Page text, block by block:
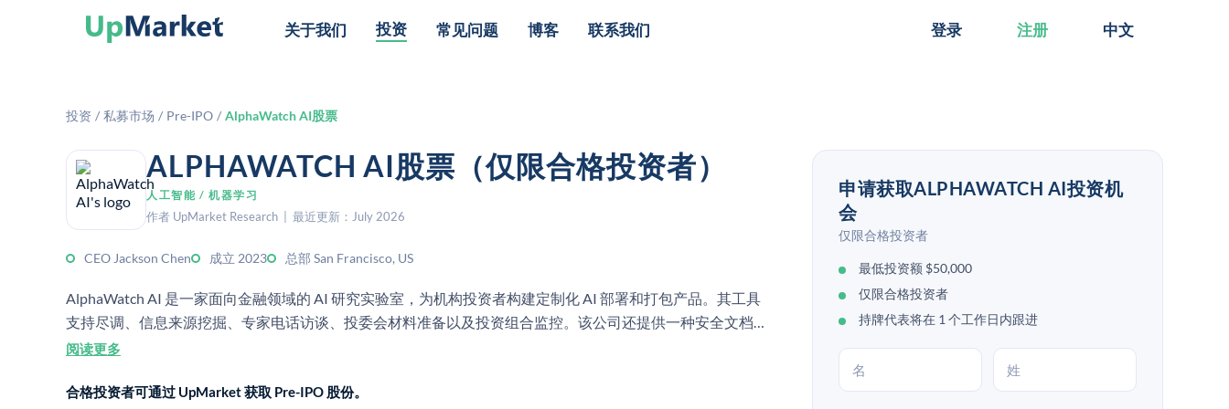
关于我们 投资 常见问题 博客 联系我们 登录 注册 中文
投资 / 私募市场 / Pre-IPO / AlphaWatch AI股票
ALPHAWATCH AI股票（仅限合格投资者）
人工智能 / 机器学习
作者 UpMarket Research | 最近更新：July 2026
CEO Jackson Chen 成立 2023 总部 San Francisco, US
AlphaWatch AI 是一家面向金融领域的 AI 研究实验室，为机构投资者构建定制化 AI 部署和打包产品。其工具
支持尽调、信息来源挖掘、专家电话访谈、投委会材料准备以及投资组合监控。该公司还提供一种安全文档代
理，用于处理 PDF、Word 文件和内部知识库。
阅读更多
合格投资者可通过 UpMarket 获取 Pre-IPO 股份。
申请获取ALPHAWATCH AI投资机
会
仅限合格投资者
最低投资额 $50,000
仅限合格投资者
持牌代表将在 1 个工作日内跟进